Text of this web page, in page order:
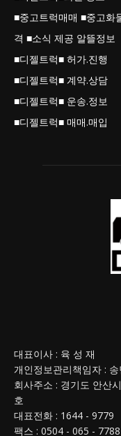
■중고트럭매매 ■중고화
격 ■소식 제공 알뜰정보
■디젤트럭■ 허가.진행
■디젤트럭■ 계약.상담
■디젤트럭■ 운송.정보
■디젤트럭■ 매매.매입
대표이사 : 육 성 재
개인정보관리책임자 : 송
회사주소 : 경기도 안산
호
대표전화 : 1644 - 9779
팩스 : 0504 - 065 - 7788